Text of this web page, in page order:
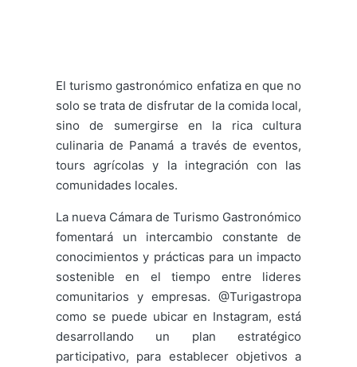
El turismo gastronómico enfatiza en que no
solo se trata de disfrutar de la comida local,
sino de sumergirse en la rica cultura
culinaria de Panamá a través de eventos,
tours agrícolas y la integración con las
comunidades locales.
La nueva Cámara de Turismo Gastronómico
fomentará un intercambio constante de
conocimientos y prácticas para un impacto
sostenible en el tiempo entre lideres
comunitarios y empresas. @Turigastropa
como se puede ubicar en Instagram, está
desarrollando un plan estratégico
participativo, para establecer objetivos a